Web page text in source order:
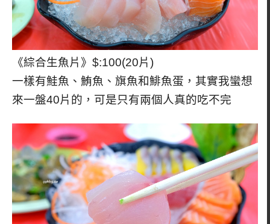
《綜合生魚片》$:100(20片)
一樣有鮭魚、鮪魚、旗魚和鯡魚蛋，其實我蠻想
來一盤40片的，可是只有兩個人真的吃不完